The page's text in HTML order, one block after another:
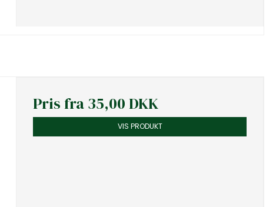
Pris fra35,00 DKK
VIS PRODUKT